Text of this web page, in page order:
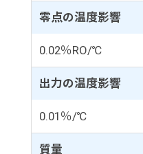
零点の温度影響
0.02％RO/℃
出力の温度影響
0.01％/℃
質量